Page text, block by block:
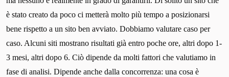
è stato creato da poco ci metterà molto più tempo a posizionarsi
bene rispetto a un sito ben avviato. Dobbiamo valutare caso per
caso. Alcuni siti mostrano risultati già entro poche ore, altri dopo 1-
3 mesi, altri dopo 6. Ciò dipende da molti fattori che valutiamo in
fase di analisi. Dipende anche dalla concorrenza: una cosa è